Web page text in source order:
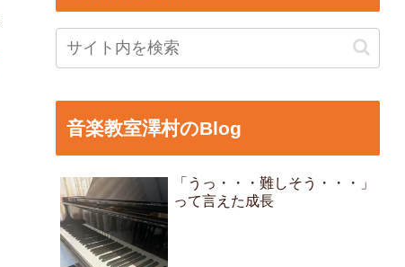
音楽教室澤村のBlog
「うっ・・・難しそう・・・」
って言えた成長